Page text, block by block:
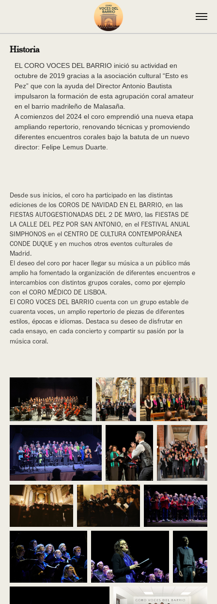
Historia
EL CORO VOCES DEL BARRIO inició su actividad en
octubre de 2019 gracias a la asociación cultural “Esto es
Pez” que con la ayuda del Director Antonio Bautista
impulsaron la formación de esta agrupación coral amateur
en el barrio madrileño de Malasaña.
A comienzos del 2024 el coro emprendió una nueva etapa
ampliando repertorio, renovando técnicas y promoviendo
diferentes encuentros corales bajo la batuta de un nuevo
director: Felipe Lemus Duarte.
Desde sus inicios, el coro ha participado en las distintas
ediciones de los COROS DE NAVIDAD EN EL BARRIO, en las
FIESTAS AUTOGESTIONADAS DEL 2 DE MAYO, las FIESTAS DE
LA CALLE DEL PEZ POR SAN ANTONIO, en el FESTIVAL ANUAL
SIMPHONOS en el CENTRO DE CULTURA CONTEMPORÁNEA
CONDE DUQUE y en muchos otros eventos culturales de
Madrid.
El deseo del coro por hacer llegar su música a un público más
amplio ha fomentado la organización de diferentes encuentros e
intercambios con distintos grupos corales, como por ejemplo
con el CORO MÉDICO DE LISBOA.
El CORO VOCES DEL BARRIO cuenta con un grupo estable de
cuarenta voces, un amplio repertorio de piezas de diferentes
estilos, épocas e idiomas. Destaca su deseo de disfrutar en
cada ensayo, en cada concierto y compartir su pasión por la
música coral.